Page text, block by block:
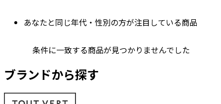
あなたと同じ年代・性別の方が注目している商品
条件に一致する商品が見つかりませんでした
ブランドから探す